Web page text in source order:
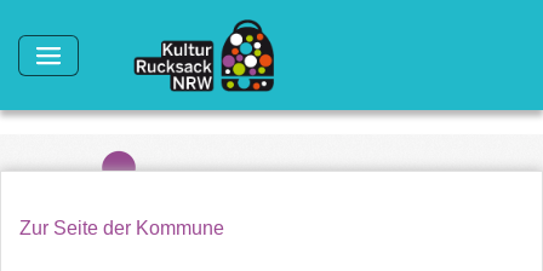
Zur Seite der Kommune